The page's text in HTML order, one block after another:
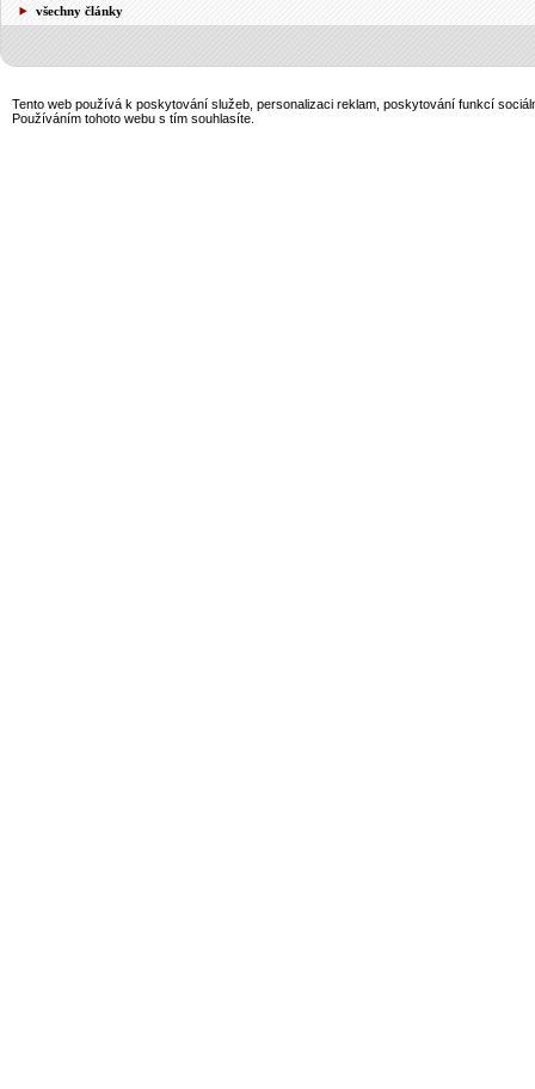
všechny články
Tento web používá k poskytování služeb, personalizaci reklam, poskytování funkcí
Používáním tohoto webu s tím souhlasíte.